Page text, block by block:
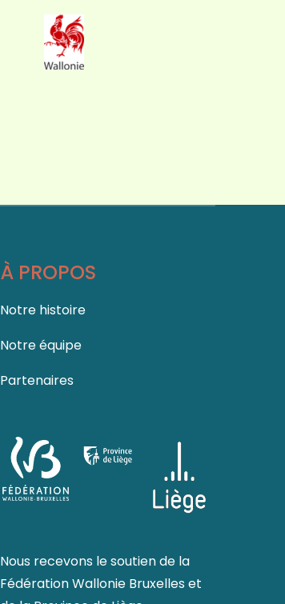
À PROPOS
Notre histoire
Notre équipe
Partenaires
Nous recevons le soutien de la
Fédération Wallonie Bruxelleset